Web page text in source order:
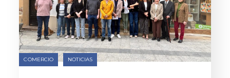
COMERCIO NOTICIAS